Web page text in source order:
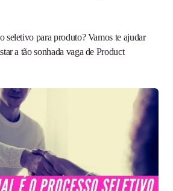
seletivo para produto? Vamos te ajudar
a tão sonhada vaga de Product